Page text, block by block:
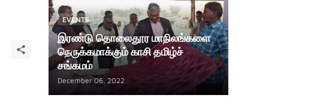
EVENTS
இரண்டு தொலைதூர மாநிலங்களை
நெருக்கமாக்கும் காசி தமிழ்ச்
சங்கமம்
December 06, 2022